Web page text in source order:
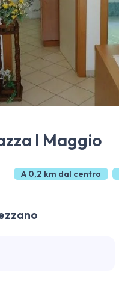
I Maggio
A 0,2 km dal centro